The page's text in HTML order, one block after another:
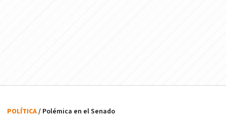
POLÍTICA/ Polémica en el Senado